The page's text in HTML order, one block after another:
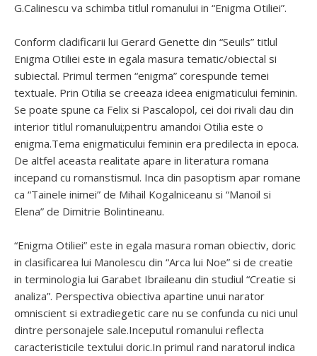
G.Calinescu va schimba titlul romanului in “Enigma Otiliei”.
Conform cladificarii lui Gerard Genette din “Seuils” titlul
Enigma Otiliei este in egala masura tematic/obiectal si
subiectal. Primul termen “enigma” corespunde temei
textuale. Prin Otilia se creeaza ideea enigmaticului feminin.
Se poate spune ca Felix si Pascalopol, cei doi rivali dau din
interior titlul romanului;pentru amandoi Otilia este o
enigma.Tema enigmaticului feminin era predilecta in epoca.
De altfel aceasta realitate apare in literatura romana
incepand cu romanstismul. Inca din pasoptism apar romane
ca “Tainele inimei” de Mihail Kogalniceanu si “Manoil si
Elena” de Dimitrie Bolintineanu.
“Enigma Otiliei” este in egala masura roman obiectiv, doric
in clasificarea lui Manolescu din “Arca lui Noe” si de creatie
in terminologia lui Garabet Ibraileanu din studiul “Creatie si
analiza”. Perspectiva obiectiva apartine unui narator
omniscient si extradiegetic care nu se confunda cu nici unul
dintre personajele sale.Inceputul romanului reflecta
caracteristicile textului doric.In primul rand naratorul indica